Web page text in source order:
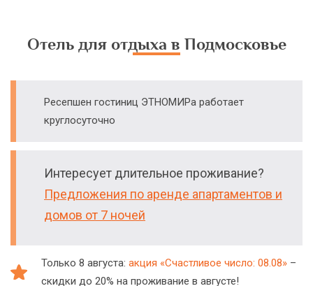
Отель для отдыха в Подмосковье
Ресепшен гостиниц ЭТНОМИРа работает
круглосуточно
Интересует длительное проживание?
Предложения по аренде апартаментов и
домов от 7 ночей
Только 8 августа: акция «Счастливое число: 08.08» –
скидки до 20% на проживание в августе!